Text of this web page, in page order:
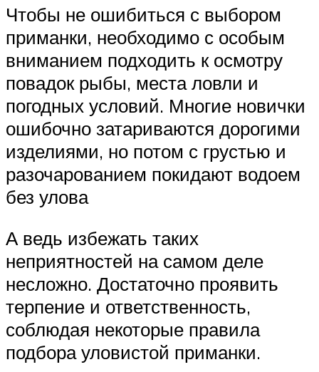
Чтобы не ошибиться с выбором
приманки, необходимо с особым
вниманием подходить к осмотру
повадок рыбы, места ловли и
погодных условий. Многие новички
ошибочно затариваются дорогими
изделиями, но потом с грустью и
разочарованием покидают водоем
без улова
А ведь избежать таких
неприятностей на самом деле
несложно. Достаточно проявить
терпение и ответственность,
соблюдая некоторые правила
подбора уловистой приманки.